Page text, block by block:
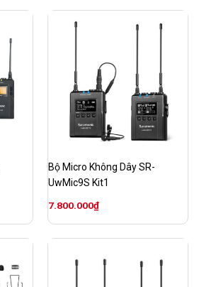
Bộ Micro Không Dây SR-
UwMic9S Kit1
7.800.000₫